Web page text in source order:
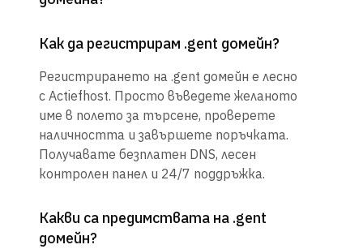
Как да регистрирам .gent домейн?
Регистрирането на .gent домейн е лесно
с Actiefhost. Просто въведете желаното
име в полето за търсене, проверете
наличността и завършете поръчката.
Получавате безплатен DNS, лесен
контролен панел и 24/7 поддръжка.
Какви са предимствата на .gent
домейн?